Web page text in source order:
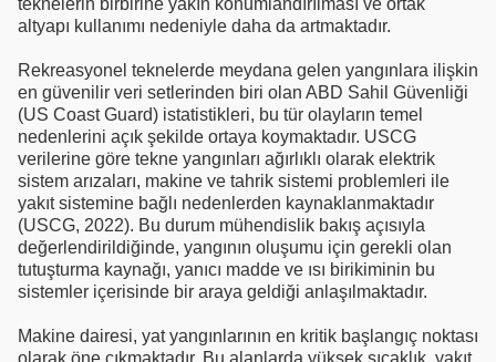
altyapı kullanımı nedeniyle daha da artmaktadır.
Rekreasyonel teknelerde meydana gelen yangınlara ilişkin
en güvenilir veri setlerinden biri olan ABD Sahil Güvenliği
(US Coast Guard) istatistikleri, bu tür olayların temel
nedenlerini açık şekilde ortaya koymaktadır. USCG
verilerine göre tekne yangınları ağırlıklı olarak elektrik
sistem arızaları, makine ve tahrik sistemi problemleri ile
yakıt sistemine bağlı nedenlerden kaynaklanmaktadır
(USCG, 2022). Bu durum mühendislik bakış açısıyla
değerlendirildiğinde, yangının oluşumu için gerekli olan
tutuşturma kaynağı, yanıcı madde ve ısı birikiminin bu
sistemler içerisinde bir araya geldiği anlaşılmaktadır.
Makine dairesi, yat yangınlarının en kritik başlangıç noktası
olarak öne çıkmaktadır. Bu alanlarda yüksek sıcaklık, yakıt